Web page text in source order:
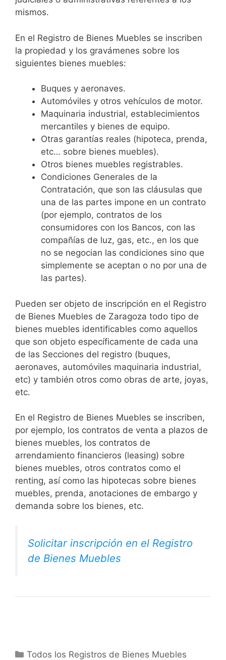
mismos.
En el Registro de Bienes Muebles se inscriben
la propiedad y los gravámenes sobre los
siguientes bienes muebles:
Buques y aeronaves.
Automóviles y otros vehículos de motor.
Maquinaria industrial, establecimientos
mercantiles y bienes de equipo.
Otras garantías reales (hipoteca, prenda,
etc… sobre bienes muebles).
Otros bienes muebles registrables.
Condiciones Generales de la
Contratación, que son las cláusulas que
una de las partes impone en un contrato
(por ejemplo, contratos de los
consumidores con los Bancos, con las
compañías de luz, gas, etc., en los que
no se negocian las condiciones sino que
simplemente se aceptan o no por una de
las partes).
Pueden ser objeto de inscripción en el Registro
de Bienes Muebles de Zaragoza todo tipo de
bienes muebles identificables como aquellos
que son objeto específicamente de cada una
de las Secciones del registro (buques,
aeronaves, automóviles maquinaria industrial,
etc) y también otros como obras de arte, joyas,
etc.
En el Registro de Bienes Muebles se inscriben,
por ejemplo, los contratos de venta a plazos de
bienes muebles, los contratos de
arrendamiento financieros (leasing) sobre
bienes muebles, otros contratos como el
renting, así como las hipotecas sobre bienes
muebles, prenda, anotaciones de embargo y
demanda sobre los bienes, etc.
Solicitar inscripción en el Registro
de Bienes Muebles
Categorías
Todos los Registros de Bienes Muebles